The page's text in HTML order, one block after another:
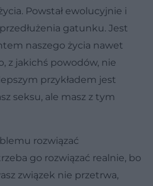
Powstał ewolucyjnie i
gatunku. Jest
naszego życia nawet
z jakichś powodów, nie
przykładem jest
seksu, ale masz z tym
rozwiązać
go rozwiązać realnie, bo
związek nie przetrwa,